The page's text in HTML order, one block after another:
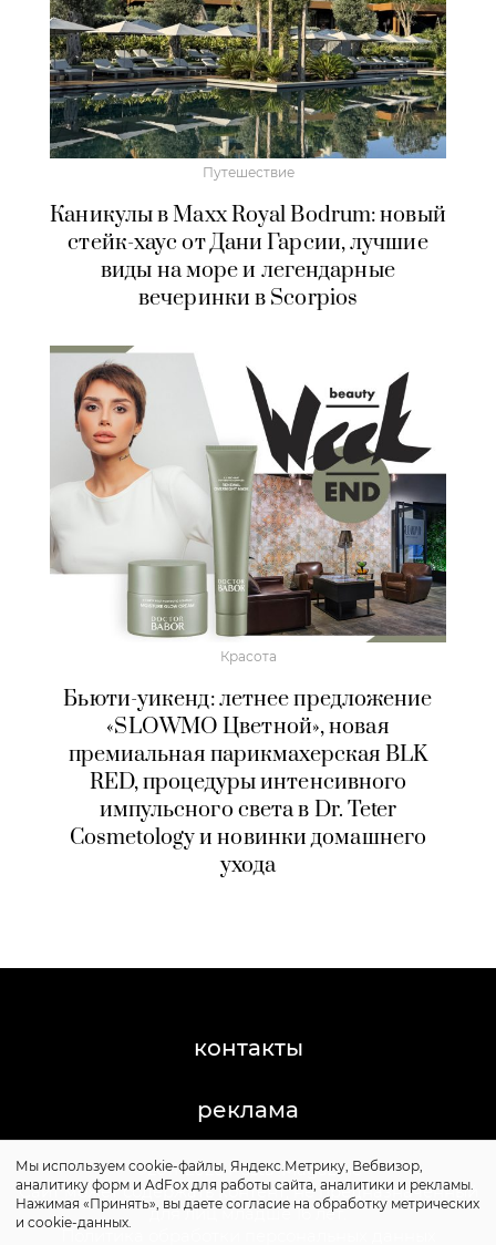
Путешествие
Каникулы в Maxx Royal Bodrum: новый
стейк-хаус от Дани Гарсии, лучшие
виды на море и легендарные
вечеринки в Scorpios
Красота
Бьюти-уикенд: летнее предложение
«SLOWMO Цветной», новая
премиальная парикмахерская BLK
RED, процедуры интенсивного
импульсного света в Dr. Teter
Cosmetology и новинки домашнего
ухода
контакты
реклама
©2011-2026 Posta-Magazine
Сайт может содержать контент, не предназначенный
для лиц младше 16 лет.
Политика обработки персональных данных
Мы используем cookie-файлы, Яндекс.Метрику, Вебвизор,
аналитику форм и AdFox для работы сайта, аналитики и рекламы.
Нажимая «Принять», вы даете согласие на обработку метрических
и cookie-данных.